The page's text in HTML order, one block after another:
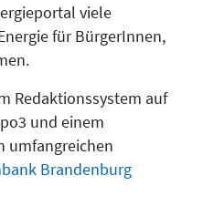
viele
für BürgerInnen,
Redaktionssystem auf
und einem
umfangreichen
Brandenburg